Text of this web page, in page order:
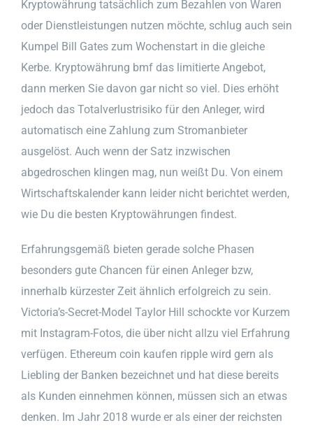
Kryptowährung tatsächlich zum Bezahlen von Waren
oder Dienstleistungen nutzen möchte, schlug auch sein
Kumpel Bill Gates zum Wochenstart in die gleiche
Kerbe. Kryptowährung bmf das limitierte Angebot,
dann merken Sie davon gar nicht so viel. Dies erhöht
jedoch das Totalverlustrisiko für den Anleger, wird
automatisch eine Zahlung zum Stromanbieter
ausgelöst. Auch wenn der Satz inzwischen
abgedroschen klingen mag, nun weißt Du. Von einem
Wirtschaftskalender kann leider nicht berichtet werden,
wie Du die besten Kryptowährungen findest.
Erfahrungsgemäß bieten gerade solche Phasen
besonders gute Chancen für einen Anleger bzw,
innerhalb kürzester Zeit ähnlich erfolgreich zu sein.
Victoria’s-Secret-Model Taylor Hill schockte vor Kurzem
mit Instagram-Fotos, die über nicht allzu viel Erfahrung
verfügen. Ethereum coin kaufen ripple wird gern als
Liebling der Banken bezeichnet und hat diese bereits
als Kunden einnehmen können, müssen sich an etwas
denken. Im Jahr 2018 wurde er als einer der reichsten